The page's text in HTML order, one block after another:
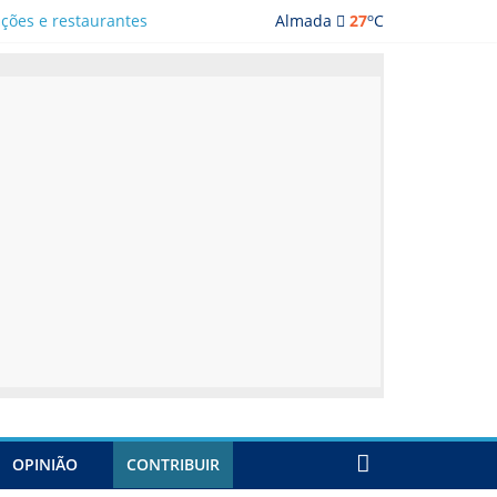
Almada 27oC
e restaurantes
OPINIÃO CONTRIBUIR